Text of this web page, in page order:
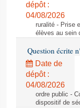
dépôt :
04/08/2026
ruralité - Prise
élèves au sein
Question écrite
Date de
dépôt :
04/08/2026
ordre public -
dispositif de